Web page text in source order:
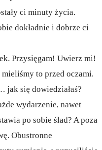
ci minuty życia.
dokładnie i dobrze ci
Przysięgam! Uwierz mi!
mieliśmy to przed oczami.
jak się dowiedziałaś?
wydarzenie, nawet
po sobie ślad? A poza
Obustronne